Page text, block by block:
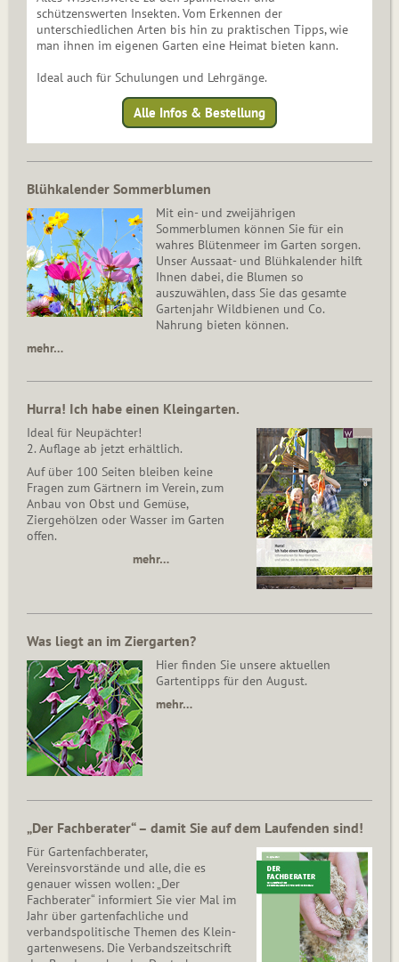
schützenswerten Insekten. Vom Erkennen der
unterschiedlichen Arten bis hin zu praktischen Tipps, wie
man ihnen im eigenen Garten eine Heimat bieten kann.
Ideal auch für Schulungen und Lehrgänge.
Alle Infos & Bestellung
Blühkalender Sommerblumen
Mit ein- und zweijährigen
Sommerblumen können Sie für ein
wahres Blütenmeer im Garten sorgen.
Unser Aussaat- und Blühkalender hilft
Ihnen dabei, die Blumen so
auszuwählen, dass Sie das gesamte
Gartenjahr Wildbienen und Co.
Nahrung bieten können.
mehr…
Hurra! Ich habe einen Kleingarten.
Ideal für Neupächter!
2. Auflage ab jetzt erhältlich.
Auf über 100 Seiten bleiben keine
Fragen zum Gärtnern im Verein, zum
Anbau von Obst und Gemüse,
Ziergehölzen oder Wasser im Garten
offen.
mehr…
Was liegt an im Ziergarten?
Hier finden Sie unsere aktuellen
Gartentipps für den August.
mehr…
„Der Fachberater“ – damit Sie auf dem Laufenden sind!
Für Gartenfachberater,
Vereinsvorstände und alle, die es
genauer wissen wollen: „Der
Fachberater“ informiert Sie vier Mal im
Jahr über gartenfachliche und
verbandspolitische Themen des Klein­
gar­ten­wesens. Die Ver­bands­zeit­schrift